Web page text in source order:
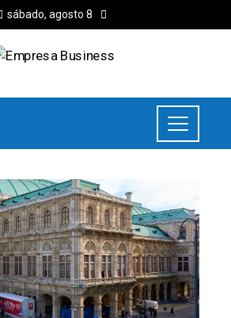
sábado, agosto 8